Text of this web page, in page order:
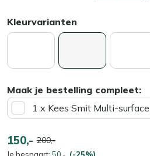
Kleurvarianten
Maak je bestelling compleet:
1 x Kees Smit Multi-
150,- 200,-